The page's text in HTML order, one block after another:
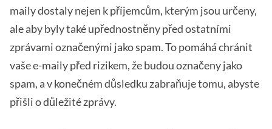
maily dostaly nejen k příjemcům, kterým jsou určeny,
ale aby byly také upřednostněny před ostatními
zprávami označenými jako spam. To pomáhá chránit
vaše e-maily před rizikem, že budou označeny jako
spam, a v konečném důsledku zabraňuje tomu, abyste
přišli o důležité zprávy.